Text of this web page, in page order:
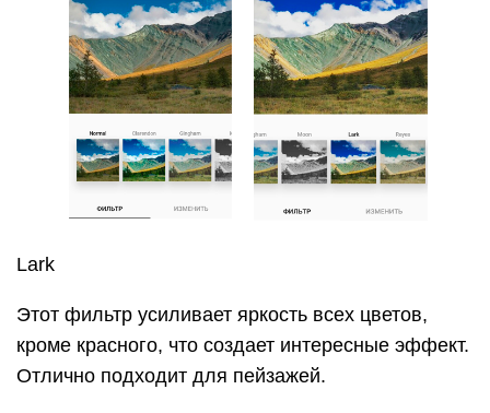
Lark
Этот фильтр усиливает яркость всех цветов,
кроме красного, что создает интересные эффект.
Отлично подходит для пейзажей.